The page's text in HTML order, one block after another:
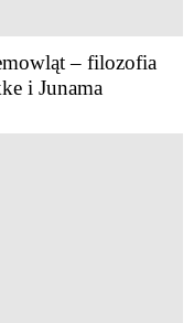
– filozofia
i Junama